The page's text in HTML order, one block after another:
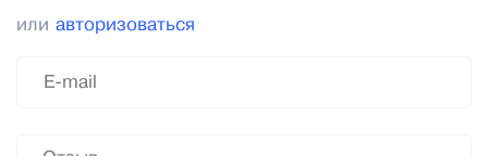
или авторизоваться